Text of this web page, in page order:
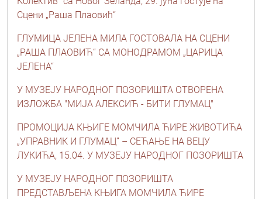
Сцени „Раша Плаовић“
ГЛУМИЦА ЈЕЛЕНА МИЛА ГОСТОВАЛА НА СЦЕНИ
„РАША ПЛАОВИЋ“ СА МОНОДРАМОМ „ЦАРИЦА
ЈЕЛЕНА“
У МУЗЕЈУ НАРОДНОГ ПОЗОРИШТА ОТВОРЕНА
ИЗЛОЖБА "МИЈА АЛЕКСИЋ - БИТИ ГЛУМАЦ"
ПРОМОЦИЈА КЊИГЕ МОМЧИЛА ЋИРЕ ЖИВОТИЋА
„УПРАВНИК И ГЛУМАЦ” – СЕЋАЊЕ НА ВЕЦУ
ЛУКИЋА, 15.04. У МУЗЕЈУ НАРОДНОГ ПОЗОРИШТА
У МУЗЕЈУ НАРОДНОГ ПОЗОРИШТА
ПРЕДСТАВЉЕНА КЊИГА МОМЧИЛА ЋИРЕ